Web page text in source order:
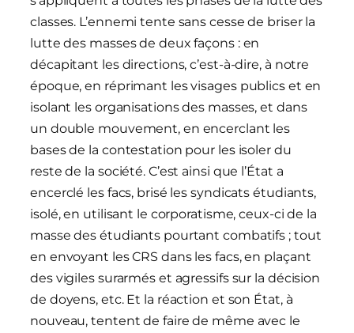
classes. L’ennemi tente sans cesse de briser la
lutte des masses de deux façons : en
décapitant les directions, c’est-à-dire, à notre
époque, en réprimant les visages publics et en
isolant les organisations des masses, et dans
un double mouvement, en encerclant les
bases de la contestation pour les isoler du
reste de la société. C’est ainsi que l’État a
encerclé les facs, brisé les syndicats étudiants,
isolé, en utilisant le corporatisme, ceux-ci de la
masse des étudiants pourtant combatifs ; tout
en envoyant les CRS dans les facs, en plaçant
des vigiles surarmés et agressifs sur la décision
de doyens, etc. Et la réaction et son État, à
nouveau, tentent de faire de même avec le